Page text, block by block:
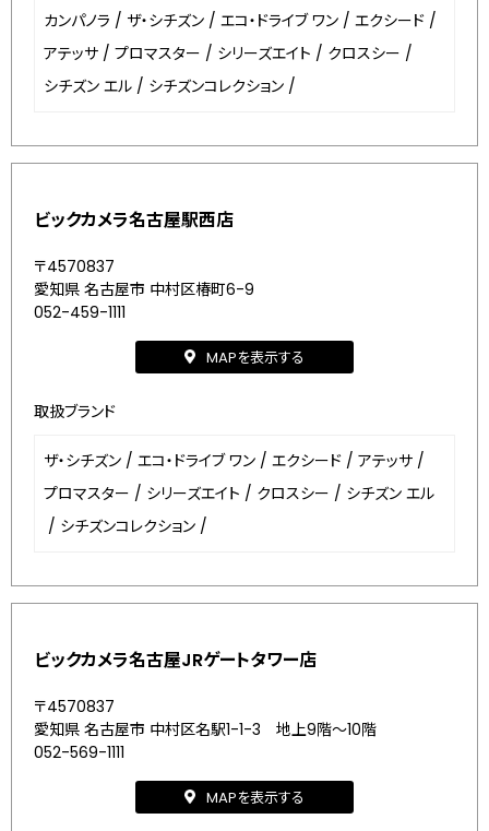
カンパノラ / ザ・シチズン / エコ・ドライブ ワン / エクシード /
アテッサ / プロマスター / シリーズエイト / クロスシー /
シチズン エル / シチズンコレクション /
ビックカメラ名古屋駅西店
〒4570837
愛知県 名古屋市 中村区椿町6-9
052-459-1111
MAPを表示する
取扱ブランド
ザ・シチズン / エコ・ドライブ ワン / エクシード / アテッサ /
プロマスター / シリーズエイト / クロスシー / シチズン エル
/ シチズンコレクション /
ビックカメラ名古屋JRゲートタワー店
〒4570837
愛知県 名古屋市 中村区名駅1-1-3 地上9階～10階
052-569-1111
MAPを表示する